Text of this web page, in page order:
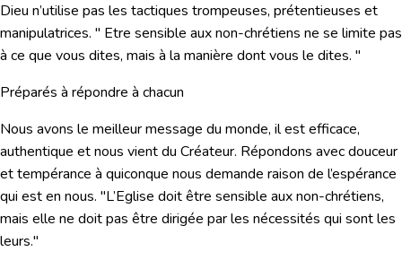
Dieu n’utilise pas les tactiques trompeuses, prétentieuses et
manipulatrices. " Etre sensible aux non-chrétiens ne se limite pas
à ce que vous dites, mais à la manière dont vous le dites. "
Préparés à répondre à chacun
Nous avons le meilleur message du monde, il est efficace,
authentique et nous vient du Créateur. Répondons avec douceur
et tempérance à quiconque nous demande raison de l’espérance
qui est en nous. "L’Eglise doit être sensible aux non-chrétiens,
mais elle ne doit pas être dirigée par les nécessités qui sont les
leurs."